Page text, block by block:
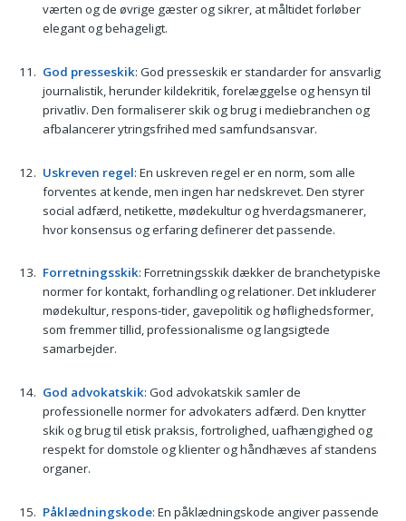
værten og de øvrige gæster og sikrer, at måltidet forløber
elegant og behageligt.
God presseskik: God presseskik er standarder for ansvarlig
journalistik, herunder kildekritik, forelæggelse og hensyn til
privatliv. Den formaliserer skik og brug i mediebranchen og
afbalancerer ytringsfrihed med samfundsansvar.
Uskreven regel: En uskreven regel er en norm, som alle
forventes at kende, men ingen har nedskrevet. Den styrer
social adfærd, netikette, mødekultur og hverdagsmanerer,
hvor konsensus og erfaring definerer det passende.
Forretningsskik: Forretningsskik dækker de branchetypiske
normer for kontakt, forhandling og relationer. Det inkluderer
mødekultur, respons-tider, gavepolitik og høflighedsformer,
som fremmer tillid, professionalisme og langsigtede
samarbejder.
God advokatskik: God advokatskik samler de
professionelle normer for advokaters adfærd. Den knytter
skik og brug til etisk praksis, fortrolighed, uafhængighed og
respekt for domstole og klienter og håndhæves af standens
organer.
Påklædningskode: En påklædningskode angiver passende